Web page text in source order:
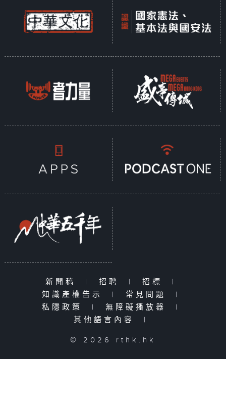
新聞稿 | 招聘 | 招標
|
知識產權告示
| 常見問題
|
私隱政策
| 無障礙播放器
|
其他語言內容
|
© 2026 rthk.hk